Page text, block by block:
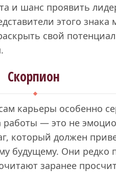
и шанс проявить
этого знака
свой
Скорпион
карьеры особенно
работы — это не
который должен
будущему. Они редко
заранее